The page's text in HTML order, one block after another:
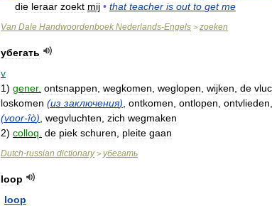
die leraar zoekt mij • that teacher is out to get me
Van Dale Handwoordenboek Nederlands-Engels > zoeken
убегать
v
1) gener. ontsnappen wegkomen weglopen wijken de
loskomen (из заключения) ontkomen ontlopen ontvlieden
(voor-îò) wegvluchten zich wegmaken
2) colloq de piek schuren pleite gaan
Dutch-russian dictionary> убегать
loop
loop